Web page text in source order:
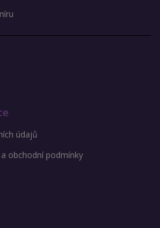
údajů
obchodní podmínky